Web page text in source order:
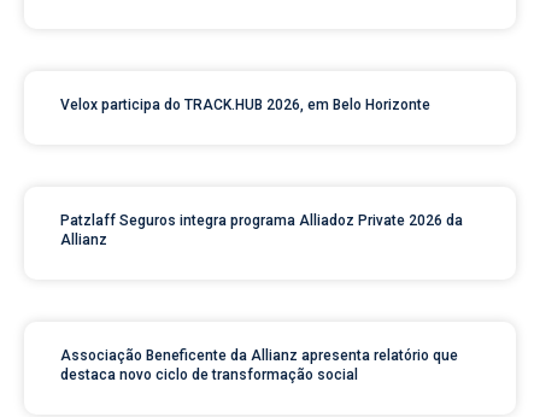
Velox participa do TRACK.HUB 2026, em Belo Horizonte
Patzlaff Seguros integra programa Alliadoz Private 2026 da
Allianz
Associação Beneficente da Allianz apresenta relatório que
destaca novo ciclo de transformação social